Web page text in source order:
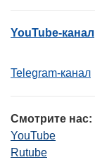
YouTube-канал
Telegram-канал
Смотрите нас:
YouTube
Rutube